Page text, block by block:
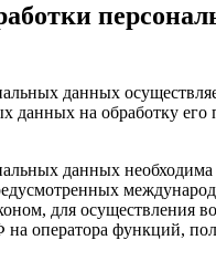
данных
данных на обработку его
данных необходима
для осуществления
на оператора функций,